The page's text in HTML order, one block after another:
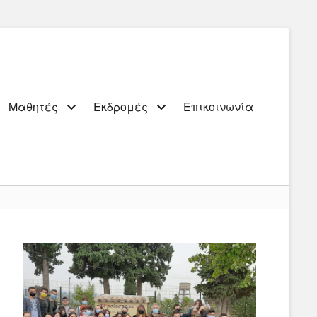
Μαθητές Εκδρομές Επικοινωνία